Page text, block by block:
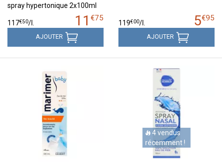
spray hypertonique 2x100ml
11 €75
117€50/l.
AJOUTER
5€95
119€00/l.
AJOUTER
4 vendus
récemment !